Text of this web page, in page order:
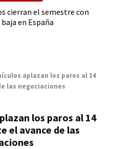
cierran el semestre con
en España
aplazan los paros al 14
las negociaciones
los paros al 14
el avance de las